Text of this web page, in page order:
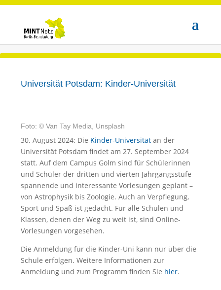
Universität Potsdam: Kinder-Universität
Foto: © Van Tay Media, Unsplash
30. August 2024: Die Kinder-Universität an der
Universität Potsdam findet am 27. September 2024
statt. Auf dem Campus Golm sind für Schülerinnen
und Schüler der dritten und vierten Jahrgangsstufe
spannende und interessante Vorlesungen geplant –
von Astrophysik bis Zoologie. Auch an Verpflegung,
Sport und Spaß ist gedacht. Für alle Schulen und
Klassen, denen der Weg zu weit ist, sind Online-
Vorlesungen vorgesehen.
Die Anmeldung für die Kinder-Uni kann nur über die
Schule erfolgen. Weitere Informationen zur
Anmeldung und zum Programm finden Sie hier.